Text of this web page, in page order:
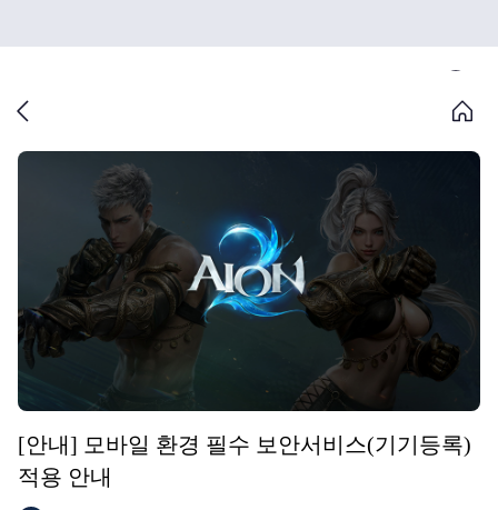
[안내] 모바일 환경 필수 보안서비스(기기등록)
적용 안내